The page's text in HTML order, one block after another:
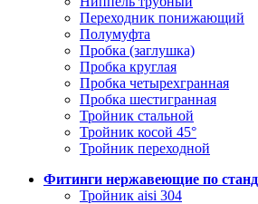
Переходник понижающий
Полумуфта
Пробка (заглушка)
Пробка круглая
Пробка четырехгранная
Пробка шестигранная
Тройник стальной
Тройник косой 45°
Тройник переходной
Фитинги нержавеющие по
Тройник aisi 304